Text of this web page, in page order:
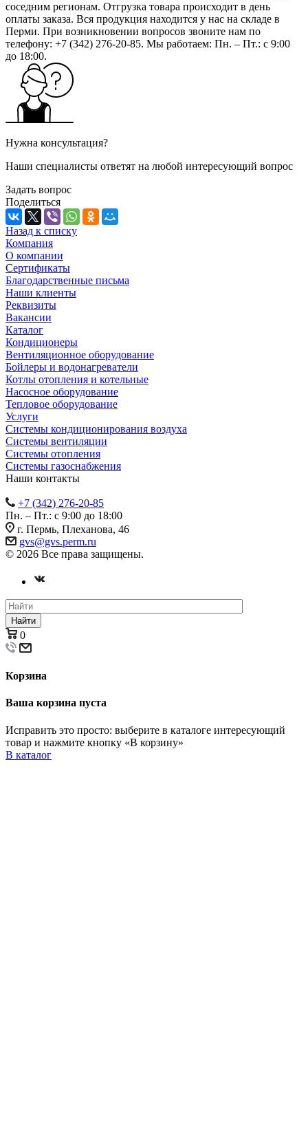
соседним регионам. Отгрузка товара происходит в день
оплаты заказа. Вся продукция находится у нас на складе в
Перми. При возникновении вопросов звоните нам по
телефону: +7 (342) 276-20-85. Мы работаем: Пн. – Пт.: с 9:00
до 18:00.
Нужна консультация?
Наши специалисты ответят на любой интересующий вопрос
Задать вопрос
Поделиться
Назад к списку
Компания
О компании
Сертификаты
Благодарственные письма
Наши клиенты
Реквизиты
Вакансии
Каталог
Кондиционеры
Вентиляционное оборудование
Бойлеры и водонагреватели
Котлы отопления и котельные
Насосное оборудование
Тепловое оборудование
Услуги
Системы кондиционирования воздуха
Системы вентиляции
Системы отопления
Системы газоснабжения
Наши контакты
+7 (342) 276-20-85
Пн. – Пт.: с 9:00 до 18:00
г. Пермь, Плеханова, 46
gvs@gvs.perm.ru
© 2026 Все права защищены.
Найти
0
Корзина
Ваша корзина пуста
Исправить это просто: выберите в каталоге интересующий
товар и нажмите кнопку «В корзину»
В каталог